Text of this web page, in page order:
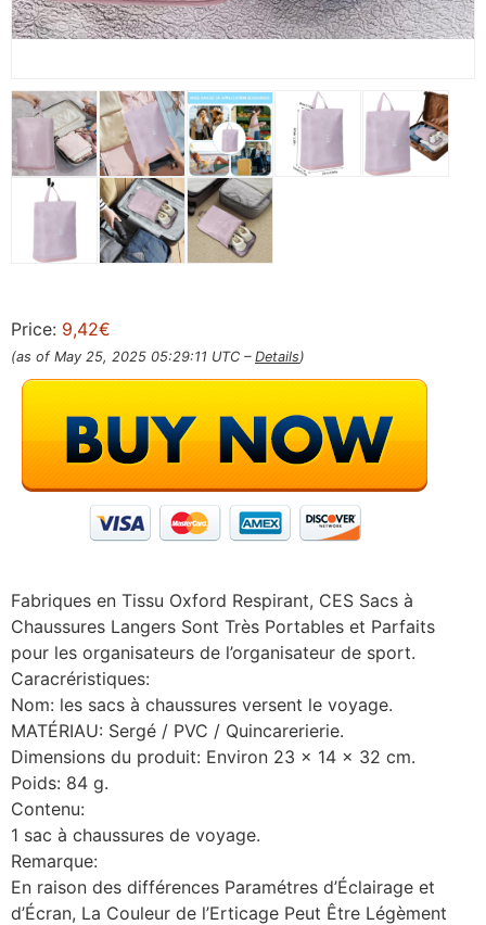
Price: 9,42€
(as of May 25, 2025 05:29:11 UTC – Details)
Fabriques en Tissu Oxford Respirant, CES Sacs à
Chaussures Langers Sont Très Portables et Parfaits
pour les organisateurs de l’organisateur de sport.
Caracréristiques:
Nom: les sacs à chaussures versent le voyage.
MATÉRIAU: Sergé / PVC / Quincarerierie.
Dimensions du produit: Environ 23 x 14 x 32 cm.
Poids: 84 g.
Contenu:
1 sac à chaussures de voyage.
Remarque:
En raison des différences Paramétres d’Éclairage et
d’Écran, La Couleur de l’Erticage Peut Être Légèment